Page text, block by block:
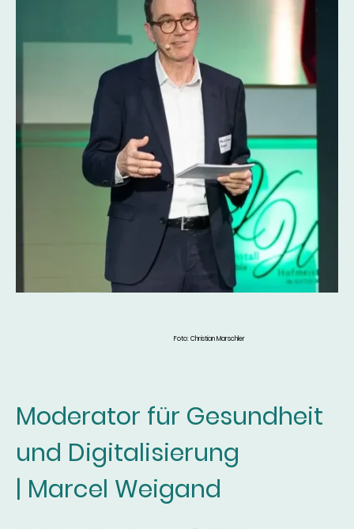
Foto: Christian Marschler
Moderator für Gesundheit
und Digitalisierung
| Marcel Weigand